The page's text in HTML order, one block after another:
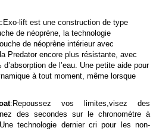
:Exo-lift est une construction de type
de néoprène, la technologie
de néoprène intérieur avec
Predator encore plus résistante, avec
de l’eau. Une petite aide pour
à tout moment, même lorsque
:Repoussez vos limites,visez des
des secondes sur le chronomètre à
technologie dernier cri pour les non-